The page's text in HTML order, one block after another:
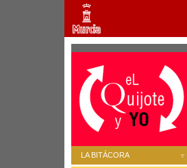
LA BITÁCORA